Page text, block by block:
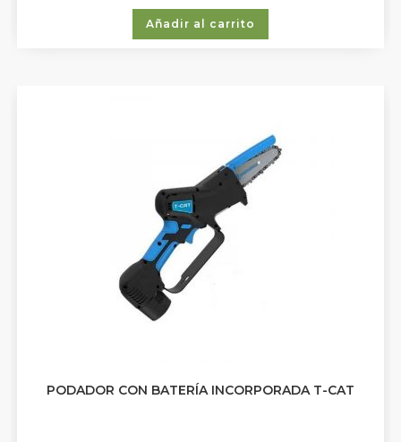
Añadir al carrito
PODADOR CON BATERÍA INCORPORADA T-CAT